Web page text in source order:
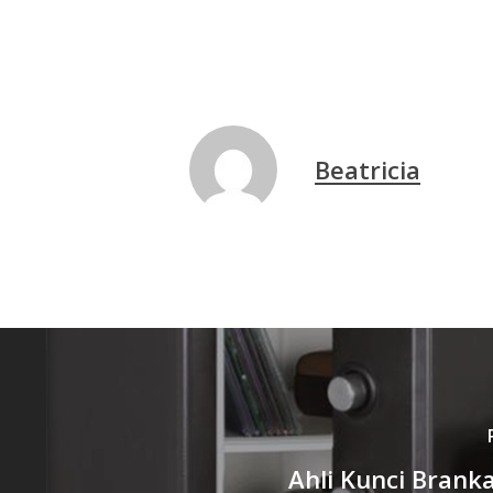
Beatricia
Ahli Kunci